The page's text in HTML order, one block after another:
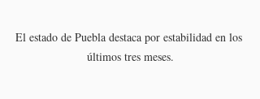
El estado de Puebla destaca por estabilidad en los
últimos tres meses.